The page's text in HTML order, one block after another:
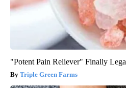
"Potent Pain Reliever" Finally
Triple Green Farms